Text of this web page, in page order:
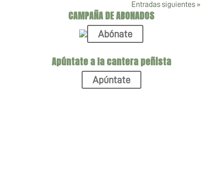
Entradas siguientes »
CAMPAÑA DE ABONADOS
Abónate
Apúntate a la cantera peñista
Apúntate